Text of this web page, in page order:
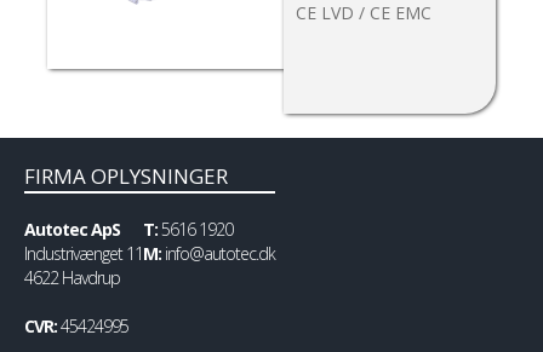
CE LVD / CE EMC
FIRMA OPLYSNINGER
Autotec ApS
Industrivænget 11
4622 Havdrup
CVR:45424995
T:5616 1920
M: info@autotec.dk